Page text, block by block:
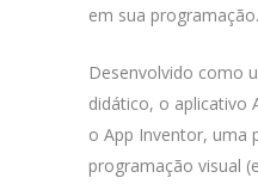
em sua programação.
Desenvolvido como
didático, o aplicativo
o App Inventor, uma
programação visual